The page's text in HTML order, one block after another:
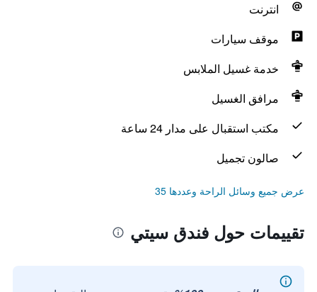
انترنت
موقف سيارات
خدمة غسيل الملابس
مرافق الغسيل
مكتب استقبال على مدار 24 ساعة
صالون تجميل
عرض جميع وسائل الراحة وعددها 35
تقييمات حول فندق سيتي